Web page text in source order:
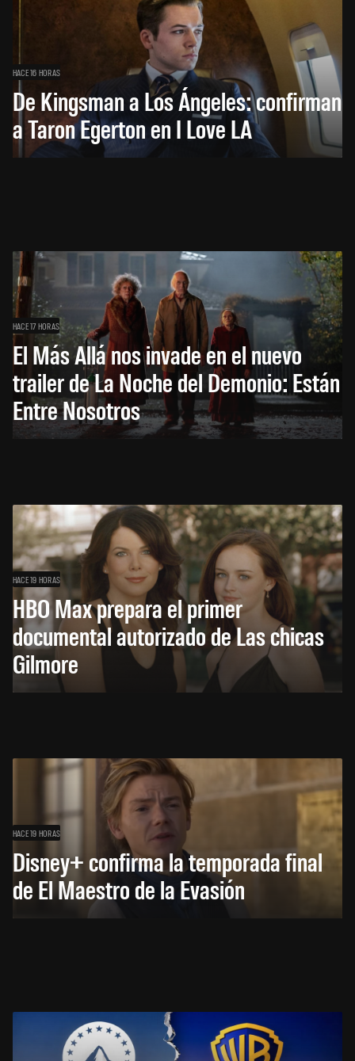
HACE 16 HORAS
De Kingsman a Los Ángeles: confirman
a Taron Egerton en I Love LA
HACE 17 HORAS
El Más Allá nos invade en el nuevo
trailer de La Noche del Demonio: Están
Entre Nosotros
HACE 19 HORAS
HBO Max prepara el primer
documental autorizado de Las chicas
Gilmore
HACE 19 HORAS
Disney+ confirma la temporada final
de El Maestro de la Evasión